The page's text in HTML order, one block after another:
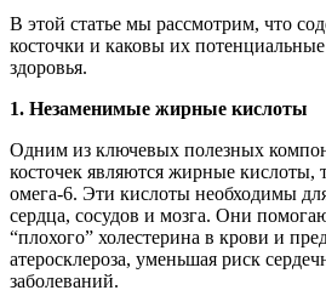
В этой статье мы рассмотрим, что
косточки и каковы их
здоровья.
1. Незаменимые жирные кислоты
Одним из ключевых полезных
косточек являются жирные кислоты,
омега-6. Эти кислоты необходимы
сердца, сосудов и мозга. Они
“плохого” холестерина в крови и
атеросклероза, уменьшая риск
заболеваний.